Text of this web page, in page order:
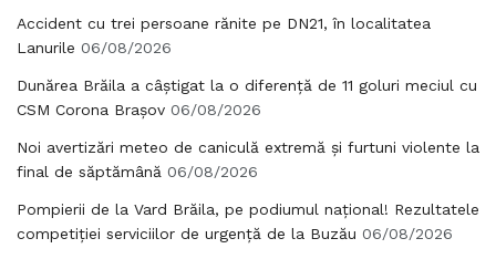
Accident cu trei persoane rănite pe DN21, în localitatea
Lanurile 06/08/2026
Dunărea Brăila a câștigat la o diferență de 11 goluri meciul cu
CSM Corona Brașov 06/08/2026
Noi avertizări meteo de caniculă extremă și furtuni violente la
final de săptămână 06/08/2026
Pompierii de la Vard Brăila, pe podiumul național! Rezultatele
competiției serviciilor de urgență de la Buzău 06/08/2026